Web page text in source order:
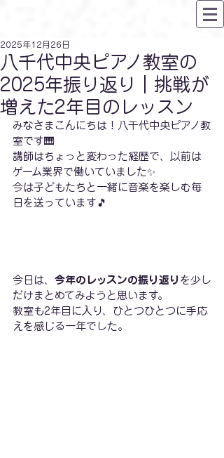
八千代中央ピアノ教室の
2025年振り返り｜挑戦が
増えた2年目のレッスン
2025年12月26日
みなさまこんにちは！八千代中央ピアノ教
室です🎹
講師はちょっと変わった経歴で、以前は
ゲーム業界で働いていました✨
今は子どもたちと一緒に音楽を楽しむ毎
日を送っています🎵
今日は、 今年のレッスンの振り返り を少し
だけまとめてみようと思います。
教室も2年目に入り、ひとつひとつに手応
えを感じる一年でした。